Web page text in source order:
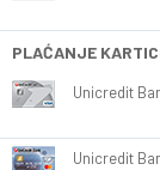
PLAĆANJE
Unicredit
Unicredit